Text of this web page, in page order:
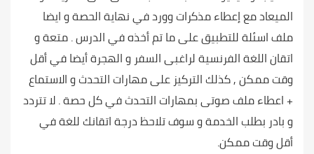
الميعاد مع إعطاء مذكرات وورد في نهاية الحصة و ايضا
ملف اسئلة للتطبيق على ما تم أخذه في الدرس . متعة و
اتقان اللغة الفرنسية لراغبى السفر و الهجرة أيضا في أقل
وقت ممكن , كذلك التركيز على مهارات التحدث و الاستماع
+ اعطاء ملف صوتى بمهارات التحدث في كل حصة . لا تتردد
و بادر بطلب الخدمة و سوف تلاحظ درجة اتقانك للغة في
أقل وقت ممكن.